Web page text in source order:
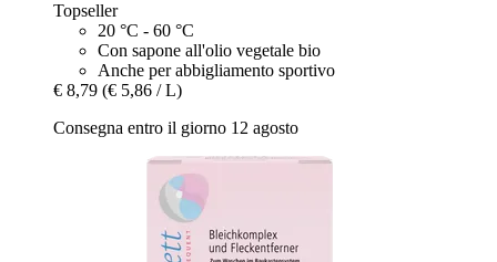
Topseller
20 °C - 60 °C
Con sapone all'olio vegetale bio
Anche per abbigliamento sportivo
€ 8,79 (€ 5,86 / L)
Consegna entro il giorno 12 agosto